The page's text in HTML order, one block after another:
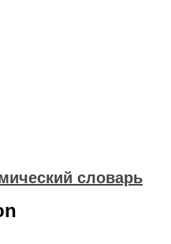
словарь